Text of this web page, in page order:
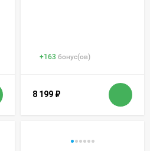
+163 бонус(ов)
8 199 ₽